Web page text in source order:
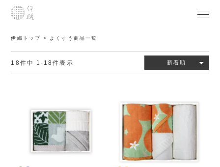
伊織トップ よくすう商品一覧
新着順
18 件中 1- 18件表示